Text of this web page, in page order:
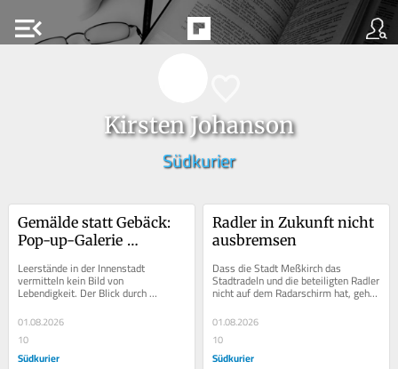
menu_open
Kirsten Johanson
Südkurier
Gemälde statt Gebäck:
Pop-up-Galerie
Meßkircher Bäckerei in
faszinierendes Atelier
Leerstände in der Innenstadt
vermitteln kein Bild von
Lebendigkeit. Der Blick durch
Schaufenster in öde Räume ist
trostlos. Anders sieht es aktuell...
01.08.2026
10
Südkurier
Radler in Zukunft nicht
ausbremsen
Dass die Stadt Meßkirch das
Stadtradeln und die beteiligten Radler
nicht auf dem Radarschirm hat, geht
Landkreis...
01.08.2026
10
Südkurier